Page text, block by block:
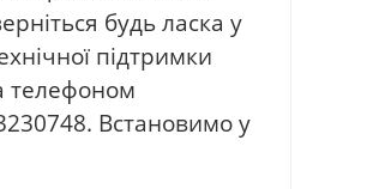
будь ласка у
підтримки
телефоном
Встановимо у